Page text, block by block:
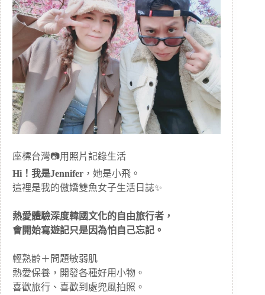
座標台灣📷用照片記錄生活
Hi！我是Jennifer ，她是小飛。
這裡是我的傲嬌雙魚女子生活日誌✨
熱愛體驗深度韓國文化的自由旅行者，
會開始寫遊記只是因為怕自己忘記。
輕熟齡＋問題敏弱肌
熱愛保養，開發各種好用小物。
喜歡旅行、喜歡到處兜風拍照。